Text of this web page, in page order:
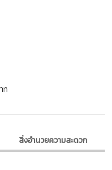
ท
สิ่งอํานวยความสะดวก